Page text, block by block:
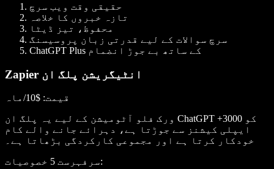
حقیقی وقت ویب سرچ
تازہ خبروں کا خلاصہ
محفوظ، تیز ڈیٹا
سرچ سوالات کے لیے قدرتی زبان پروسیسنگ
ChatGPT Plus کے ساتھ بے جوڑ انضمام
Zapier انٹیگریشن پلگ ان
قیمت: $10/ماہ
ورک فلو آٹومیشن کے لیے یہ پلگ ان ChatGPT کو 3000+
ایپلی کیشنز سے جوڑتا ہے، دہرائے جانے والے کام
خودکار کرتا ہے اور مجموعی کارکردگی بڑھاتا ہے۔
سرفہرست 5 خصوصیات: